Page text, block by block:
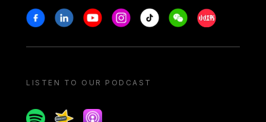
Stay in touch
FacebookLinkedinYoutubeInstagram
Tiktok WeechatXiaohongshu/
LISTEN TO OUR PODCAST
SpotifySpreakerApple podcast